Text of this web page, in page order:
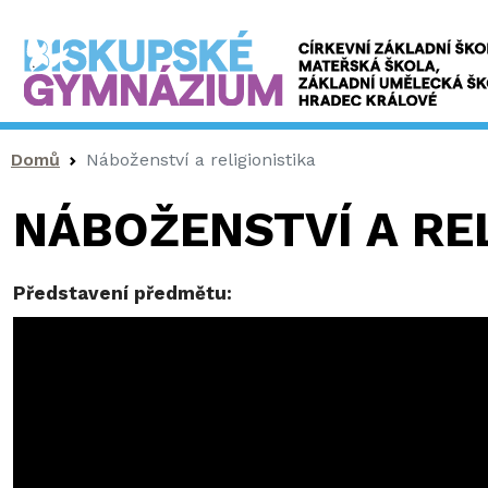
Drobečková navigace
Domů Náboženství a religionistika
NÁBOŽENSTVÍ A
Představení předmětu: